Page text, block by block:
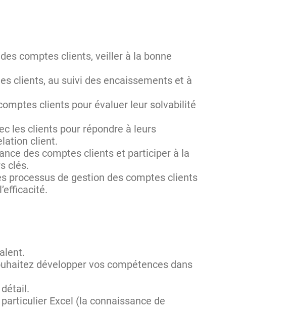
comptes clients, veiller à la bonne
clients, au suivi des encaissements et à
clients pour évaluer leur solvabilité
les clients pour répondre à leurs
client.
des comptes clients et participer à la
clés.
processus de gestion des comptes clients
développer vos compétences dans
Excel (la connaissance de